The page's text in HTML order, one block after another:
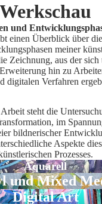
Werkschau
und
einen Überblick über
meiner
Zeichnung, aus der sich
hin zu
digitalen Verfahren
steht die
im
bildnerischer
Aspekte
Prozesses.
Aquarell
und Mixed
Digital Art